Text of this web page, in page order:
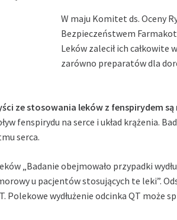
W maju Komitet ds. Oceny
Bezpieczeństwem
Leków zalecił ich
zarówno preparatów dla
ze stosowania leków z fenspirydem
fenspirydu na serce i układ krążenia.
serca.
„Badanie obejmowało przypadki
u pacjentów stosujących te leki”.
Polekowe wydłużenie odcinka QT może